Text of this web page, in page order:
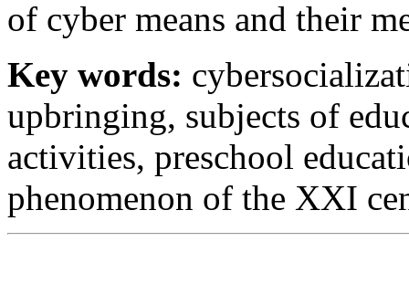
of cyber means and their
Key words:
upbringing, subjects of
activities, preschool
phenomenon of the XXI